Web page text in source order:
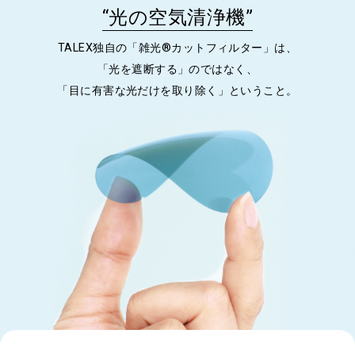
“光の空気清浄機”
TALEX独自の「雑光®カットフィルター」は、
「光を遮断する」のではなく、
「目に有害な光だけを取り除く」ということ。